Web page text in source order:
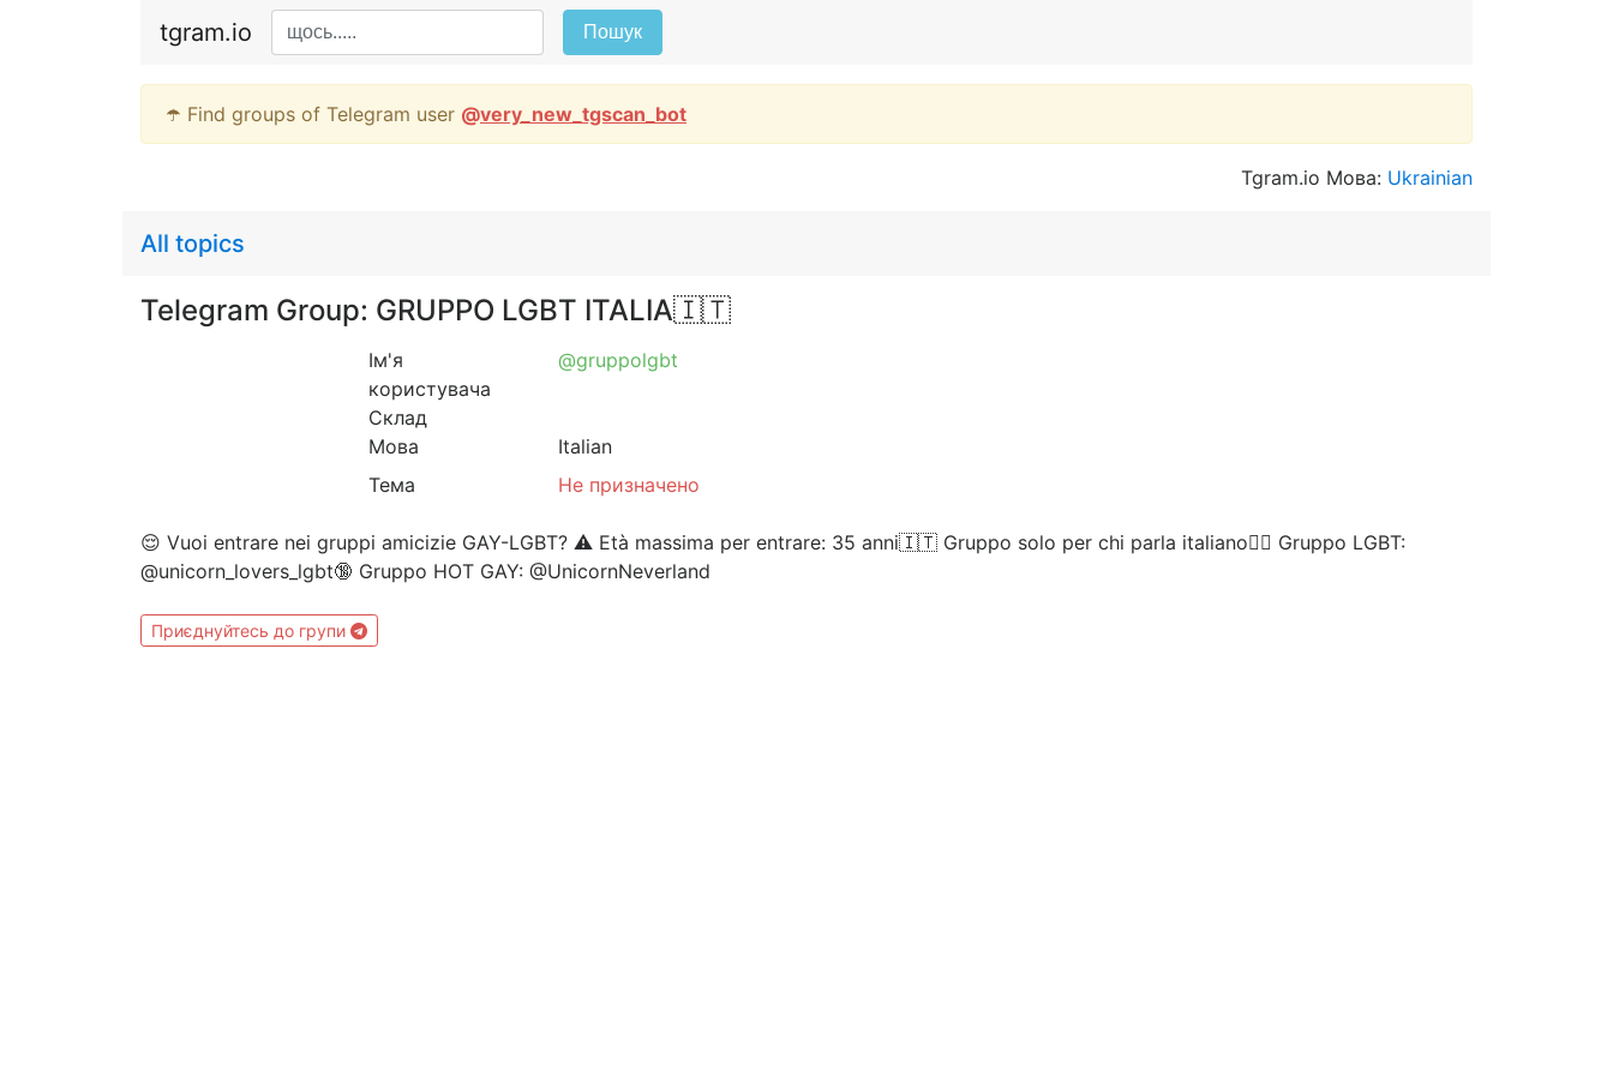
tgram.io Пошук
☂️ Find groups of Telegram user @very_new_tgscan_bot
Tgram.io Мова: Ukrainian
All topics
Telegram Group: GRUPPO LGBT ITALIA🇮🇹
Ім'я
користувача
@gruppolgbt
Склад
Мова
Italian
Тема
Не призначено
😌 Vuoi entrare nei gruppi amicizie GAY-LGBT? ⚠️ Età massima per entrare: 35 anni🇮🇹 Gruppo solo per chi parla italiano🏳️‍🌈 Gruppo LGBT:
@unicorn_lovers_lgbt🔞 Gruppo HOT GAY: @UnicornNeverland
Приєднуйтесь до групи